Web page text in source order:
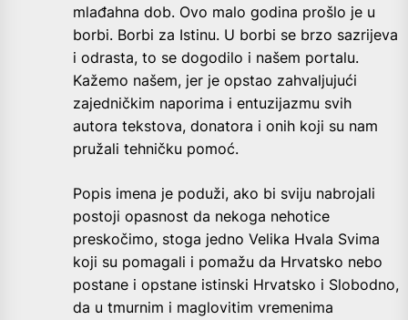
mlađahna dob. Ovo malo godina prošlo je u
borbi. Borbi za Istinu. U borbi se brzo sazrijeva
i odrasta, to se dogodilo i našem portalu.
Kažemo našem, jer je opstao zahvaljujući
zajedničkim naporima i entuzijazmu svih
autora tekstova, donatora i onih koji su nam
pružali tehničku pomoć.
Popis imena je poduži, ako bi sviju nabrojali
postoji opasnost da nekoga nehotice
preskočimo, stoga jedno Velika Hvala Svima
koji su pomagali i pomažu da Hrvatsko nebo
postane i opstane istinski Hrvatsko i Slobodno,
da u tmurnim i maglovitim vremenima